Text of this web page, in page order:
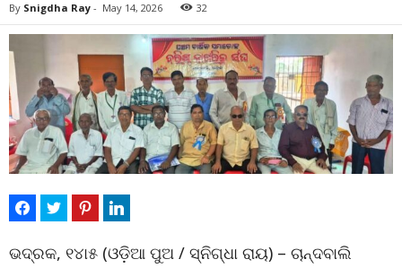
By Snigdha Ray - May 14, 2026 32
ଭଦ୍ରକ, ୧୪ା୫ (ଓଡ଼ିଆ ପୁଅ / ସ୍ନିଗ୍ଧା ରାୟ) – ଚାନ୍ଦବାଲି